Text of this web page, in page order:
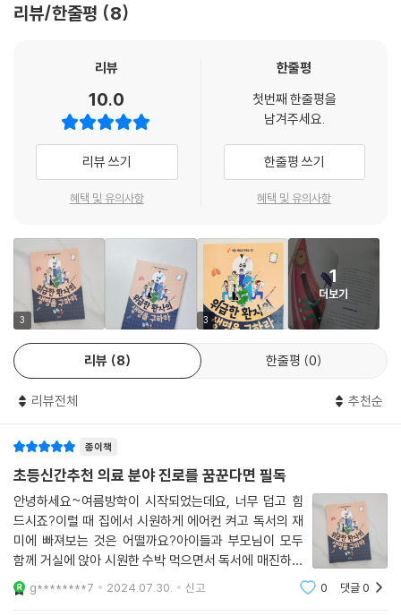
에테르를 이용하는 방법을 연구했어. 그리고 1846년 매사추세츠 병원에
로봇 수술은 로봇이 하는 수술은 아냐. 의료용 로봇 장비를 이용해서 하는
수술을 말하지. 통계를 살펴보면 2023년 기준으로 전 세계에 8,500대의
수술로봇 시스템이 갖춰져 있어. 우리나라에서는 2005년부터 수술용 로
봇이 도입되었고 대형병원의 경우 대부분 시스템을 갖추고 있지.
뇌 수술을 많이 하는 신경외과에서는 섬세한 도구와 함께 뇌를 열어야 하
므로 톱이나 드릴도 필요해. 심장을 수술하는 흉부외과에서는 갈비뼈를 잘
라내야 하는 경우가 있어서 전기톱을 기본적으로 사용하지. 부러진 다리나
팔 등을 수술하는 정형외과에서는 다리나 팔을 지지하는 고정도구들과 함
께 망치, 드라이버 등의 도구들을 써. 성형외과에서는 뼈를 깎는 일이 많아
서, 신경외과처럼 작고 다양한 드릴이 사용되지.
--- p.77
졸리는 예방적 절제술을 받았어. 예방적 절제술이란 아직 질병이 발생하지
--- p.88
미래에는 로봇 수술이 더욱 보편화될 거야. 지금까지는 로봇 수술을 할 때
환자의 몸에 구멍을 여러 개 냈다면 앞으로는 구멍을 1개로 줄일 수 있겠
지. 그러면 환자는 더 빨리 회복하고, 통증도 덜할 거야. 로봇 수술이 계속
해서 발전한 다면 아예 몸에 구멍을 내지 않는 수술법이 개발될 가능성도
빠르게 발전했다.
수술을 할지 말지를 결정하는 과정은 상당히 복잡하다. 그래서 수술 결정
정이 필요하다. 수술법이 간편해지기는 했지만 그만큼 위험이 따르는 치료
법이기 때문이다.
현재는 수술에 로봇이 많이 이용되고 있다. 수술용 로봇팔은 사람의사보다
정교하고 섬세하게 수술을 하기 때문에 수술의 성공률도 좋고, 환자의 회
새로운 세상을 열어가게 될 것이다.
〈리틀 히포크라테스〉시리즈는 어린이들이 의학에 관심을 가지고 인체와
질병, 나아가 생명에 대해 생각해 보면서 의사라는 직업에 관심을 갖도록
현직 의대 교수들이 주축이 되어 기획한 교양서입니다.
‘리틀 히포크라테스’ 시리즈
인류의 역사와 더불어 시작된 의학은 질병에 시달리지 않고 건강하게 사는
수 있는데 기초의학은 인체의 구조와 기능에 관한 기본적인 지식을 연구하
고, 임상의학은 환자의 질병을 진단하고 치료하는 방법을 공부한다. 사람
의 생명을 다루는 의학은 어렵고 힘든 일이지만 그만큼 보람이 크고 매력
적이기도 하다.
최근 들어 의사가 되려는 어린이들이 늘면서 의학에 대한 관심도 높아지고
있다. ‘리틀 히포크라테스’ 시리즈는 어린이들이 인체와 생명의 소중함을
생각하고 의사라는 직업에 관심을 가질 수 있도록 의학의 각 분야를 안내
리뷰/한줄평 8
리뷰
10.0
리뷰 쓰기
혜택 및 유의사항
한줄평
첫번째 한줄평을
남겨주세요.
한줄평 쓰기
혜택 및 유의사항
3 3
1
더보기
리뷰 8 한줄평 0
리뷰전체 추천순
종이책
초등신간추천 의료 분야 진로를 꿈꾼다면 필독
안녕하세요~여름방학이 시작되었는데요, 너무 덥고 힘
드시죠?이럴 때 집에서 시원하게 에어컨 켜고 독서의 재
미에 빠져보는 것은 어떨까요?아이들과 부모님이 모두
함께 거실에 앉아 시원한 수박 먹으면서 독서에 매진하는
것만 것 좋은 가정 환경은 없을거라 생각해요. 저도 아이
들과 함께 하루에 30분이라도 독서 환경을 만들어보려고
g********7 2024.07.30. 신고 0 댓글0